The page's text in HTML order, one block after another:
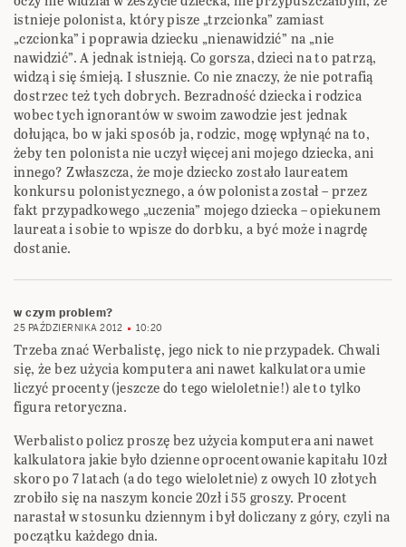
istnieje polonista, który pisze „trzcionka” zamiast
„czcionka” i poprawia dziecku „nienawidzić” na „nie
nawidzić”. A jednak istnieją. Co gorsza, dzieci na to patrzą,
widzą i się śmieją. I słusznie. Co nie znaczy, że nie potrafią
dostrzec też tych dobrych. Bezradność dziecka i rodzica
wobec tych ignorantów w swoim zawodzie jest jednak
dołująca, bo w jaki sposób ja, rodzic, mogę wpłynąć na to,
żeby ten polonista nie uczył więcej ani mojego dziecka, ani
innego? Zwłaszcza, że moje dziecko zostało laureatem
konkursu polonistycznego, a ów polonista został – przez
fakt przypadkowego „uczenia” mojego dziecka – opiekunem
laureata i sobie to wpisze do dorbku, a być może i nagrdę
dostanie.
w czym problem?
25 PAŹDZIERNIKA 2012 10:20
Trzeba znać Werbalistę, jego nick to nie przypadek. Chwali
się, że bez użycia komputera ani nawet kalkulatora umie
liczyć procenty (jeszcze do tego wieloletnie!) ale to tylko
figura retoryczna.
Werbalisto policz proszę bez użycia komputera ani nawet
kalkulatora jakie było dzienne oprocentowanie kapitału 10zł
skoro po 7 latach (a do tego wieloletnie) z owych 10 złotych
zrobiło się na naszym koncie 20zł i 55 groszy. Procent
narastał w stosunku dziennym i był doliczany z góry, czyli na
początku każdego dnia.